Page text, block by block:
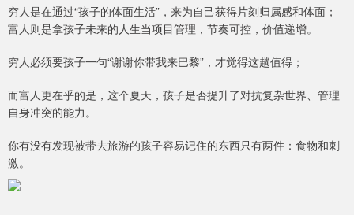
穷人是在通过“孩子的体面生活”，来为自己获得片刻归属感和体面；
富人则是拿孩子未来的人生当项目管理，节奏可控，价值递增。
穷人必须要孩子一句“谢谢你带我来巴黎”，才觉得这趟值得；
而富人更在乎的是，这个夏天，孩子是否提升了对抗复杂世界、管理
自身冲突的能力。
你有没有发现被带去旅游的孩子容易记住的东西只有两件：食物和刺
激。